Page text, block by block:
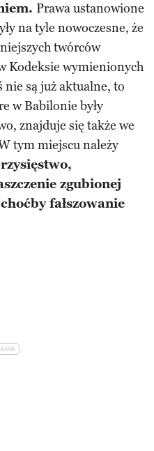
Prawa ustanowione
na tyle nowoczesne, że
twórców
Kodeksie wymienionych
nie są już aktualne, to
w Babilonie były
znajduje się także we
tym miejscu należy
zgubionej
fałszowanie